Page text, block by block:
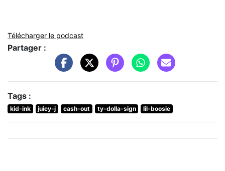
Télécharger le podcast
Partager :
Tags :
kid-ink juicy-j cash-out ty-dolla-sign lil-boosie